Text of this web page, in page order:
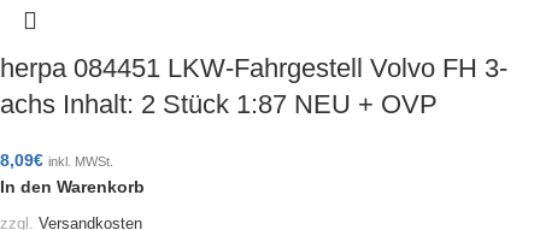
herpa 084451 LKW-Fahrgestell Volvo FH 3-
achs Inhalt: 2 Stück 1:87 NEU + OVP
8,09€ inkl. MWSt.
In den Warenkorb
zzgl. Versandkosten